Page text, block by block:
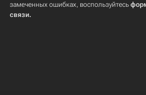
замеченных ошибках, воспользуйтесь
связи.